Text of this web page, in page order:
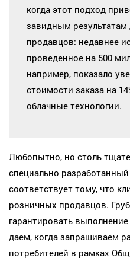
когда этот подход
завидным
продавцов: недавнее
проведенное на 500
например, показало
стоимости заказа на
облачные технологии.
Любопытно, но столь
специально
соответствует тому, что
розничных продавцов.
гарантировать
даем, когда запрашиваем
потребителей в рамках